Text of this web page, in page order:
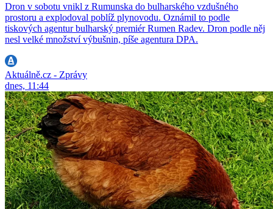
Dron v sobotu vnikl z Rumunska do bulharského vzdušného
prostoru a explodoval poblíž plynovodu. Oznámil to podle
tiskových agentur bulharský premiér Rumen Radev. Dron podle něj
nesl velké množství výbušnin, píše agentura DPA.
Aktuálně.cz - Zprávy
dnes, 11:44